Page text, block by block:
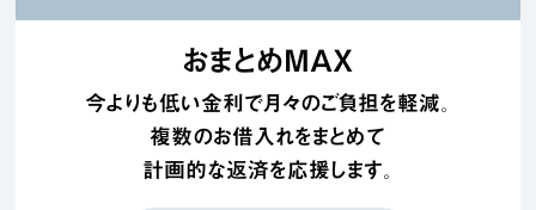
おまとめMAX
今よりも低い金利で月々のご負担を軽減。
複数のお借入れをまとめて
計画的な返済を応援します。